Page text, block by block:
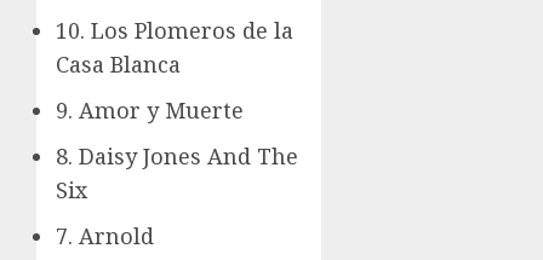
10. Los Plomeros de la
Casa Blanca
9. Amor y Muerte
8. Daisy Jones And The
Six
7. Arnold